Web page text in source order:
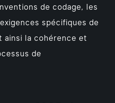
de codage, les
spécifiques de
ainsi la cohérence et
de